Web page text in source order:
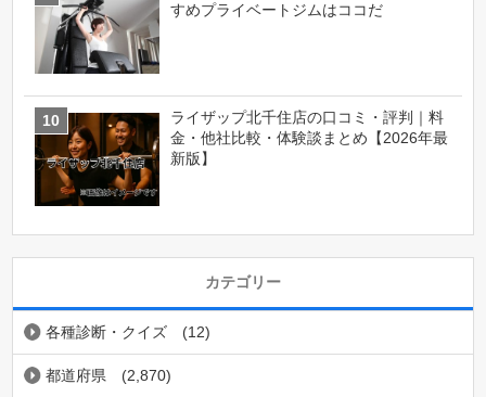
すめプライベートジムはココだ
ライザップ北千住店の口コミ・評判｜料
金・他社比較・体験談まとめ【2026年最
新版】
カテゴリー
各種診断・クイズ (12)
都道府県
(2,870)